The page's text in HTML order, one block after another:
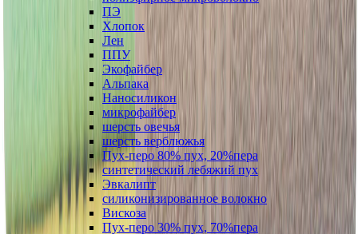
ПЭ
Хлопок
Лен
ППУ
Экофайбер
Альпака
Наносиликон
микрофайбер
шерсть овечья
шерсть верблюжья
Пух-перо 80% пух, 20%пера
синтетический лебяжий пух
Эвкалипт
силиконизированное волокно
Вискоза
Пух-перо 30% пух, 70%пера